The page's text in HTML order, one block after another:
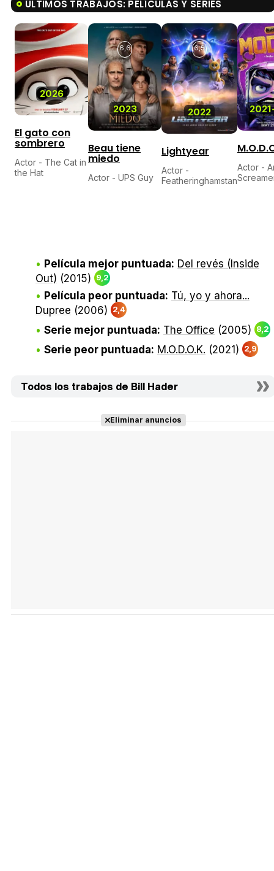
ÚLTIMOS TRABAJOS: PELÍCULAS Y SERIES
2026
El gato con
sombrero
Actor - The Cat in
the Hat
2023
6,6
Beau tiene
miedo
Actor - UPS Guy
2022
6,5
Lightyear
Actor -
Featheringhamstan
2021
Actor -
Película mejor puntuada: Del revés (Inside
Out) (2015) 9,2
Película peor puntuada: Tú, yo y ahora...
Dupree (2006) 2,4
Serie mejor puntuada: The Office (2005) 8,2
Serie peor puntuada: M.O.D.O.K. (2021) 2,9
Todos los trabajos de Bill Hader
Eliminar anuncios